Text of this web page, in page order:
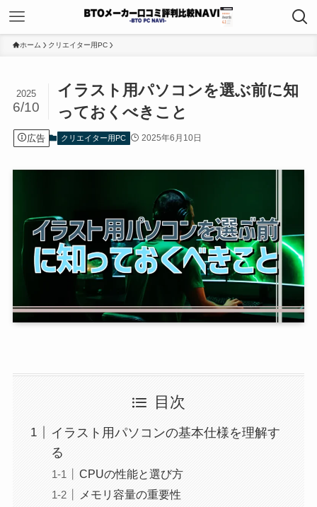
ホーム クリエイター用PC
イラスト用パソコンを選ぶ前に知
っておくべきこと
2025
6/10
広告 クリエイター用PC 2025年6月10日
目次
イラスト用パソコンの基本仕様を理解す
る
CPUの性能と選び方
メモリ容量の重要性